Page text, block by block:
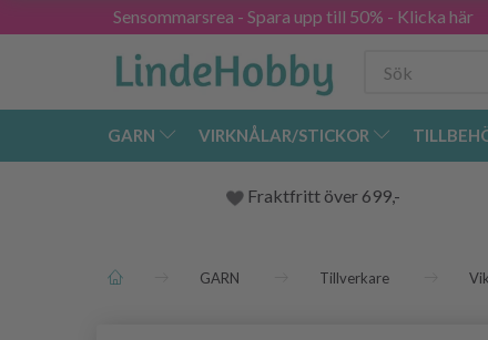
Sensommarsrea - Spara upp till 50% - Klicka här
GARN VIRKNÅLAR/STICKOR
Fraktfritt över 699,-
GARN Tillverkare